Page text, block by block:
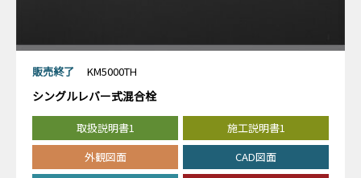
販売終了 KM5000TH
シングルレバー式混合栓
取扱説明書1
施工説明書1
外観図面
CAD図面